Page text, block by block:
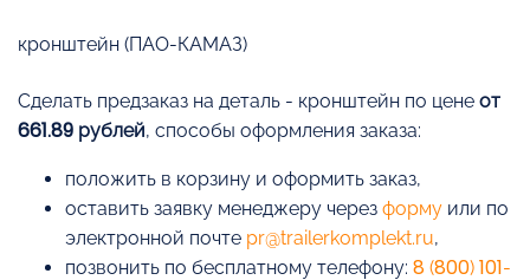
кронштейн (ПАО-КАМАЗ)
Cделать предзаказ на деталь - кронштейн по цене от
661.89 рублей, способы оформления заказа:
положить в корзину и оформить заказ,
оставить заявку менеджеру через форму или по
электронной почте pr@trailerkomplekt.ru,
позвонить по бесплатному телефону: 8 (800) 101-